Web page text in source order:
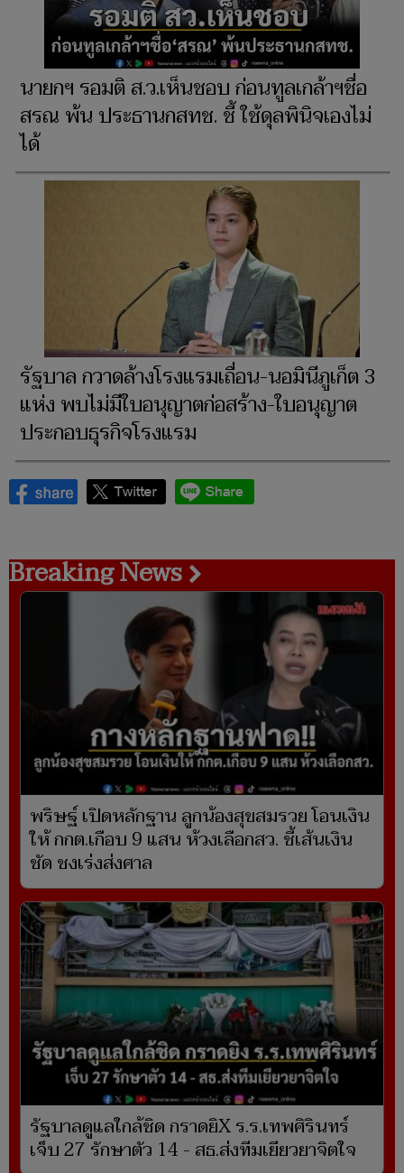
นายกฯ รอมติ ส.ว.เห็นชอบ ก่อนทูลเกล้าฯชื่อ
สรณ พ้น ประธานกสทช. ชี้ ใช้ดุลพินิจเองไม่
ได้
รัฐบาล กวาดล้างโรงแรมเถื่อน-นอมินีภูเก็ต 3
แห่ง พบไม่มีใบอนุญาตก่อสร้าง-ใบอนุญาต
ประกอบธุรกิจโรงแรม
Breaking News
พริษฐ์ เปิดหลักฐาน ลูกน้องสุขสมรวย โอนเงิน
ให้ กกต.เกือบ 9 แสน ห้วงเลือกสว. ชี้เส้นเงิน
ชัด ชงเร่งส่งศาล
รัฐบาลดูแลใกล้ชิด กราดยิX ร.ร.เทพศิรินทร์
เจ็บ 27 รักษาตัว 14 - สธ.ส่งทีมเยียวยาจิตใจ